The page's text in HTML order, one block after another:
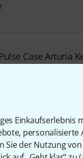
Einkaufserlebnis
personalisierte
Sie der Nutzung
Pulse Case Arturia